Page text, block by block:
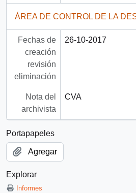
ÁREA DE CONTROL DE LA
Fechas de
creación
revisión
eliminación
26-10-2017
Nota del
archivista
CVA
Portapapeles
Agregar
Explorar
Informes